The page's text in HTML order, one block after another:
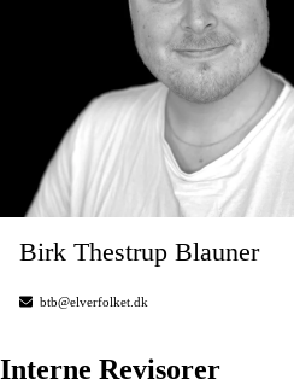
Birk Thestrup Blauner
btb@elverfolket.dk
Interne Revisorer